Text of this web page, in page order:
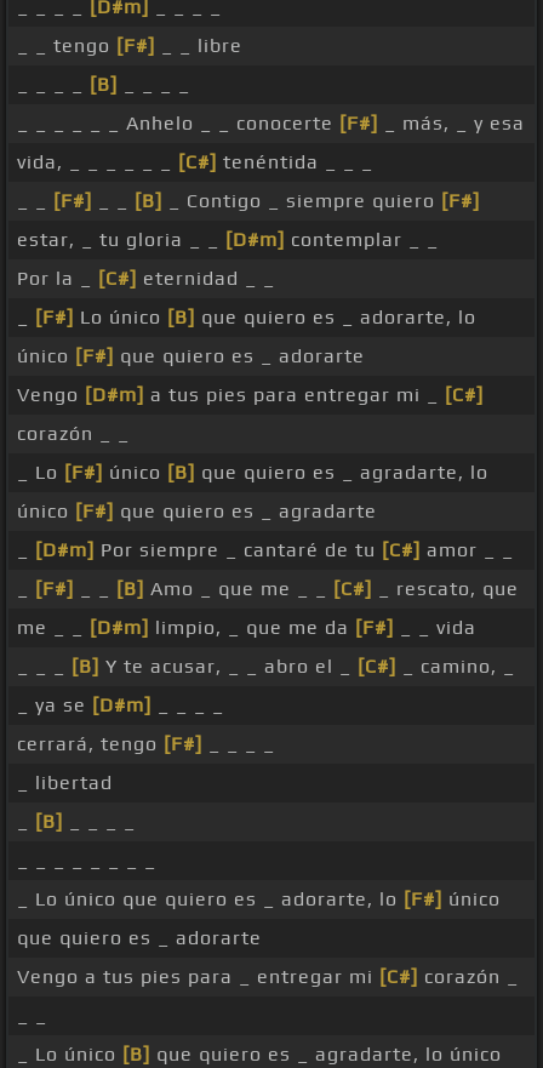
[D#m]
_ _ tengo [F#]
_ _ libre
[B]
_ _ _ _ _ _ Anhelo _ _ conocerte [F#]
_ más, _ y esa
vida, _ _ _ _ _ _
[C#] tenéntida _ _ _
[F#] [B] _ Contigo _ siempre quiero [F#]
estar, _ tu gloria _ _
[D#m] contemplar _ _
Por la _
[C#] eternidad _ _
[F#] Lo único [B] que quiero es _ adorarte, lo
único [F#] que quiero es _ adorarte
Vengo [D#m] a tus pies para entregar mi _
[C#]
corazón _ _
_ Lo [F#] único [B] que quiero es _ agradarte, lo
único [F#] que quiero es _ agradarte
[D#m] Por siempre _ cantaré de tu [C#] amor _ _
[F#] [B] Amo _ que me _ _ [C#]
_ rescato, que
me _ _
[D#m] limpio, _ que me da [F#]
_ _ vida
[B] Y te acusar, _ _ abro el _ [C#]
_ camino, _
_ ya se [D#m]
cerrará, tengo [F#]
_ libertad
[B]
_ Lo único que quiero es _ adorarte, lo [F#] único
que quiero es _ adorarte
Vengo a tus pies para _ entregar mi [C#] corazón _
_ Lo único [B] que quiero es _ agradarte, lo único